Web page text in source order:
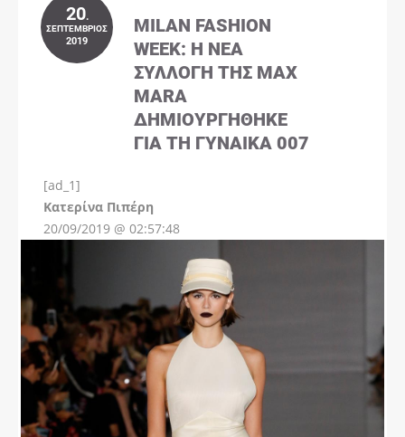
20.
ΣΕΠΤΈΜΒΡΙΟΣ
2019
MILAN FASHION
WEEK: Η ΝΈΑ
ΣΥΛΛΟΓΉ ΤΗΣ MAX
MARA
ΔΗΜΙΟΥΡΓΉΘΗΚΕ
ΓΙΑ ΤΗ ΓΥΝΑΊΚΑ 007
[ad_1]
Kατερίνα Πιπέρη
20/09/2019 @ 02:57:48